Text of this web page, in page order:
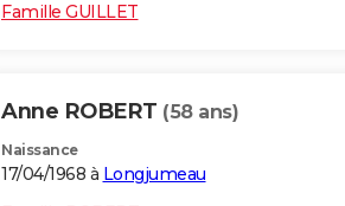
Famille GUILLET
Anne ROBERT (58 ans)
Naissance
17/04/1968 à Longjumeau